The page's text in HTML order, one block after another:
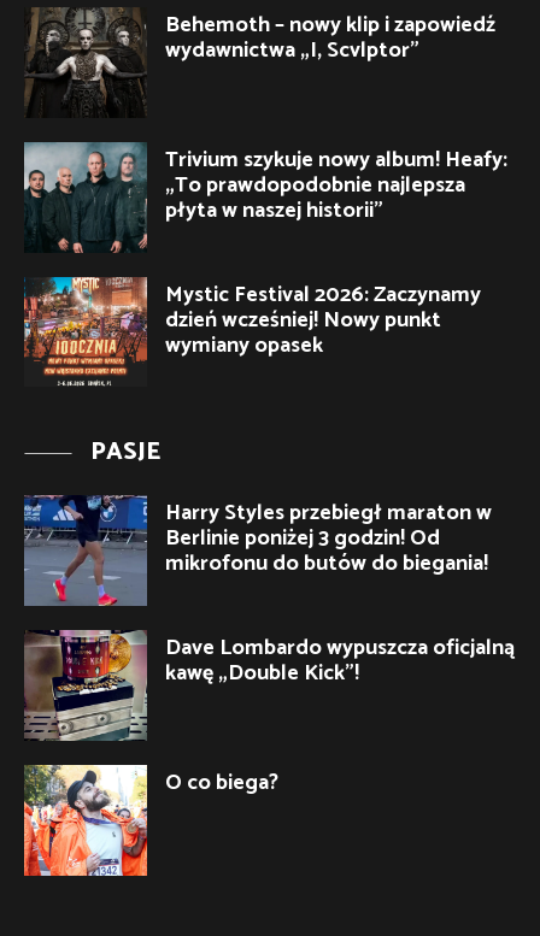
Behemoth – nowy klip i zapowiedź
wydawnictwa „I, Scvlptor”
Trivium szykuje nowy album! Heafy:
„To prawdopodobnie najlepsza
płyta w naszej historii”
Mystic Festival 2026: Zaczynamy
dzień wcześniej! Nowy punkt
wymiany opasek
PASJE
Harry Styles przebiegł maraton w
Berlinie poniżej 3 godzin! Od
mikrofonu do butów do biegania!
Dave Lombardo wypuszcza oficjalną
kawę „Double Kick”!
O co biega?